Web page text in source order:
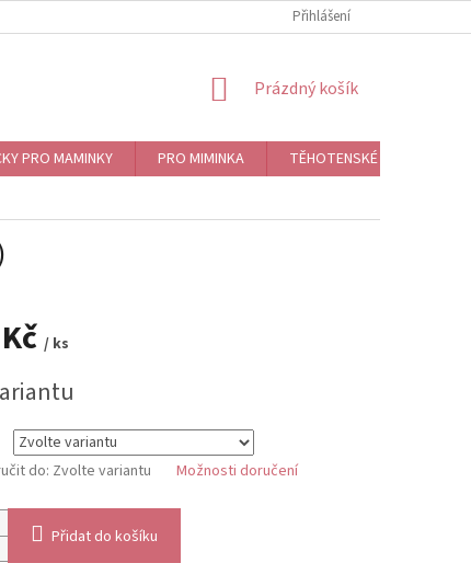
Přihlášení
NÁKUPNÍ
Prázdný košík
PRO MAMINKY PRO MIMINKA
TĚHOTENSKÉ ROLNIČKY,
/ ks
do: Zvolte variantu Možnosti doručení
Přidat do košíku